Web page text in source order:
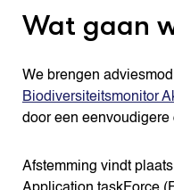
Wat gaan
We brengen
Biodiversiteitsmonitor
door een eenvoudigere
Afstemming vindt